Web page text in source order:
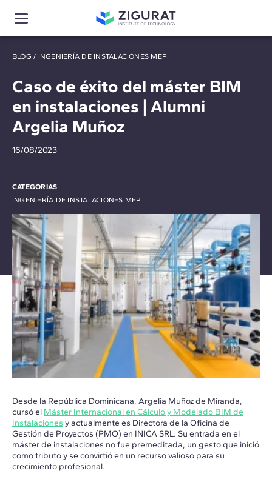
BLOG / INGENIERÍA DE INSTALACIONES MEP
Caso de éxito del máster BIM
en instalaciones | Alumni
Argelia Muñoz
16/08/2023
CATEGORIAS
INGENIERÍA DE INSTALACIONES MEP
Desde la República Dominicana, Argelia Muñoz de Miranda,
cursó el Máster Internacional en Cálculo y Modelado BIM de
Instalaciones y actualmente es Directora de la Oficina de
Gestión de Proyectos (PMO) en INICA SRL. Su entrada en el
máster de instalaciones no fue premeditada, un gesto que inició
como tributo y se convirtió en un recurso valioso para su
crecimiento profesional.